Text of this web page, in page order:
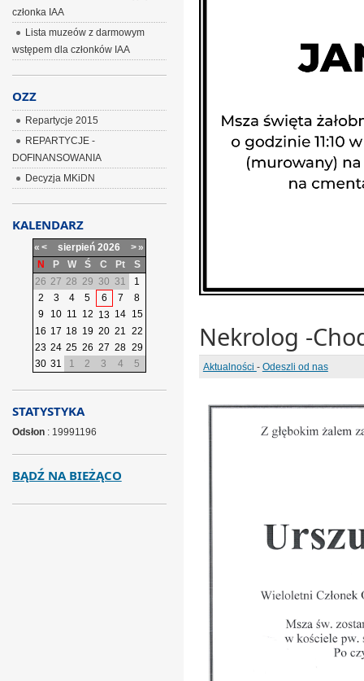
Nekrolog -
Aktualności - Odeszli od nas
członka IAA
Lista muzeów z darmowym
wstępem dla członków IAA
OZZ
Repartycje 2015
REPARTYCJE -
DOFINANSOWANIA
Decyzja MKiDN
KALENDARZ
« < sierpień 2026 >»
N
P W Ś C Pt
S
26 27 28 29 30 31
1
2
3 4 5 6 7
8
9
10 11 12 13 14 15
16 17 18 19 20 21 22
23 24 25 26 27 28 29
30 31 1 2 3 4 5
STATYSTYKA
Odsłon: 19991196
BĄDŹ NA BIEŻĄCO